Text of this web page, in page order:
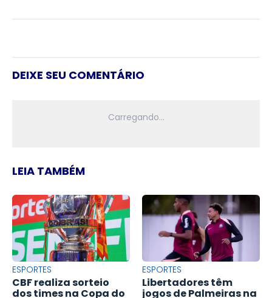
DEIXE SEU COMENTÁRIO
LEIA TAMBÉM
ESPORTES
CBF realiza sorteio
dos times na Copa do
ESPORTES
Libertadores têm
jogos de Palmeiras na